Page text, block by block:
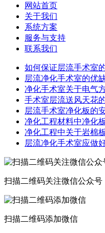
网站首页
关于我们
系统方案
服务与支持
联系我们
如何保证层流手术室
层流净化手术室的优
净化手术室关于电气
手术室层流送风天花
层流手术室净化板的
净化工程材料中净化
净化工程中关于岩棉
层流净化手术室应做
扫描二维码关注微信公众号
扫描二维码添加微信